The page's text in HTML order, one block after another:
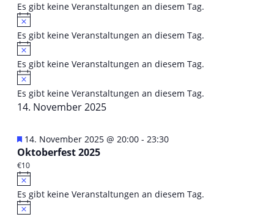
Es gibt keine Veranstaltungen an diesem Tag.
Hinweis
Es gibt keine Veranstaltungen an diesem Tag.
Hinweis
Es gibt keine Veranstaltungen an diesem Tag.
Hinweis
Es gibt keine Veranstaltungen an diesem Tag.
14. November 2025
Hervorgehoben
14. November 2025 @ 20:00- 23:30
Oktoberfest 2025
€10
Hinweis
Es gibt keine Veranstaltungen an diesem Tag.
Hinweis